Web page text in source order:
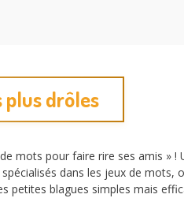
plus drôles
mots pour faire rire ses amis » !
dans les jeux de mots,
petites blagues simples mais